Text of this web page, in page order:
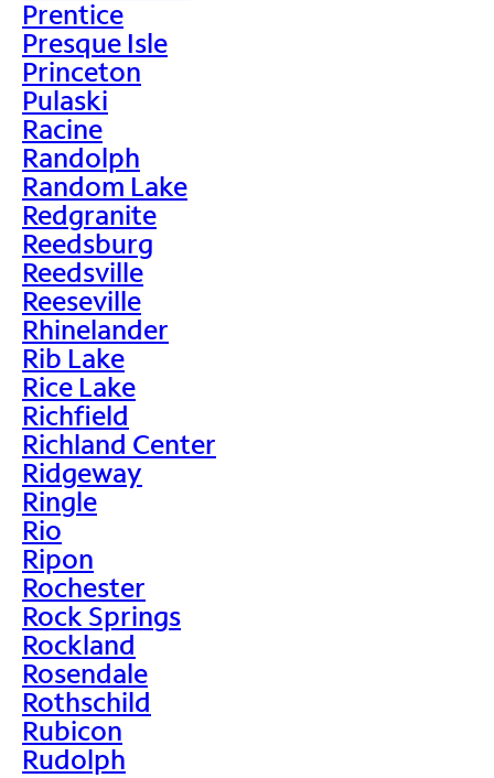
Prentice
Presque Isle
Princeton
Pulaski
Racine
Randolph
Random Lake
Redgranite
Reedsburg
Reedsville
Reeseville
Rhinelander
Rib Lake
Rice Lake
Richfield
Richland Center
Ridgeway
Ringle
Rio
Ripon
Rochester
Rock Springs
Rockland
Rosendale
Rothschild
Rubicon
Rudolph